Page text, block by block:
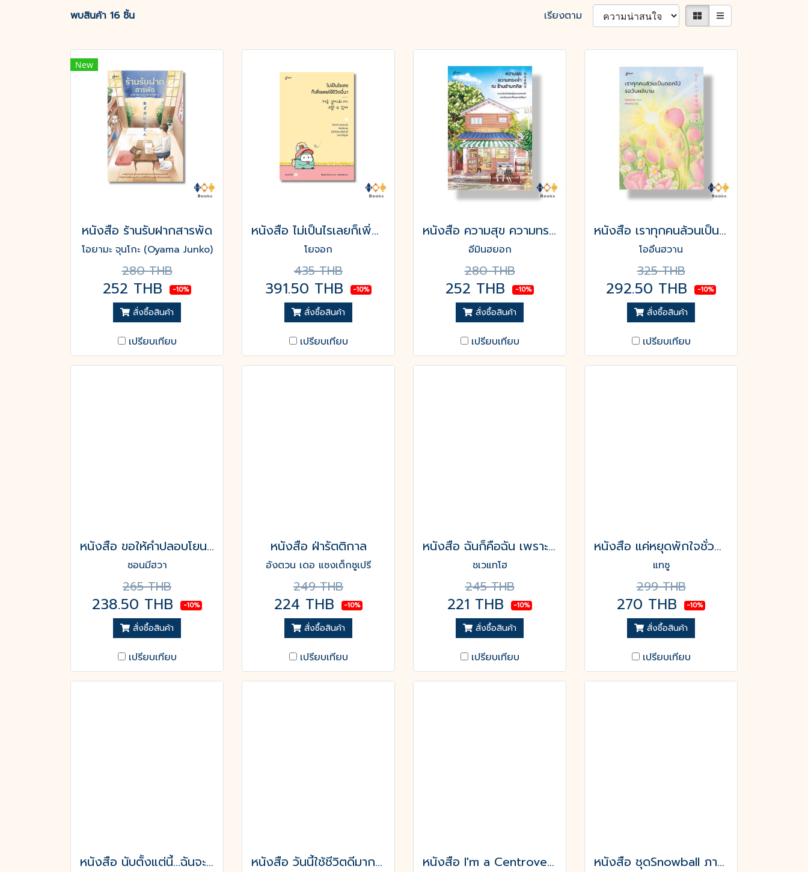
พบสินค้า 16 ชิ้น เรียงตาม
New
หนังสือ ร้านรับฝากสารพัด
โอยามะ จุนโกะ (Oyama Junko)
280 THB
252 THB -10%
สั่งซื้อสินค้า
เปรียบเทียบ
หนังสือ ไม่เป็นไรเลยก็เพิ่งเคยใช้ชีวิตนี่นา
โยจอก
435 THB
391.50 THB -10%
สั่งซื้อสินค้า
เปรียบเทียบ
หนังสือ ความสุข ความทรงจำ ณ ร้านชำบกกิล
อีมินฮยอก
280 THB
252 THB -10%
สั่งซื้อสินค้า
เปรียบเทียบ
หนังสือ เราทุกคนล้วนเป็นดอกไม้รอวันผลิบาน
โออึนฮวาน
325 THB
292.50 THB -10%
สั่งซื้อสินค้า
เปรียบเทียบ
หนังสือ ขอให้คำปลอบโยนของฉันส่งถึงเธอ
ซอนมีฮวา
265 THB
238.50 THB -10%
สั่งซื้อสินค้า
เปรียบเทียบ
หนังสือ ฝ่ารัตติกาล
อังตวน เดอ แซงเต็กซูเปรี
249 THB
224 THB -10%
สั่งซื้อสินค้า
เปรียบเทียบ
หนังสือ ฉันก็คือฉัน เพราะอย่างนั้นถึงได้พิเศษ
ชเวแทโฮ
245 THB
221 THB -10%
สั่งซื้อสินค้า
เปรียบเทียบ
หนังสือ แค่หยุดพักใจชั่วคราว ไม่ได้แปลว่าฉันไม่เอาไหน
แทซู
299 THB
270 THB -10%
สั่งซื้อสินค้า
เปรียบเทียบ
หนังสือ นับตั้งแต่นี้...ฉันจะเป็นคนที่ดีพอสำหรับตัวเอง หนังสือ วันนี้ใช้ชีวิตดีมากเลยนะ หนังสือ I'm a Centrovert เป็นตัวเองในแบบที่ไม่ต้องพยายามเพื่อใคร หนังสือ ชุดSnowball ภาพฝัน เมืองมายา1-2(2เล่มจบ)